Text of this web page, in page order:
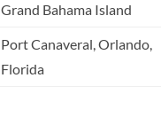
Grand Bahama Island
Port Canaveral, Orlando,
Florida